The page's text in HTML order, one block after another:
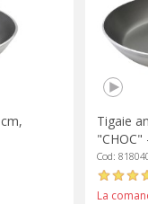
Tigaie
"CHOC"
Cod:
La